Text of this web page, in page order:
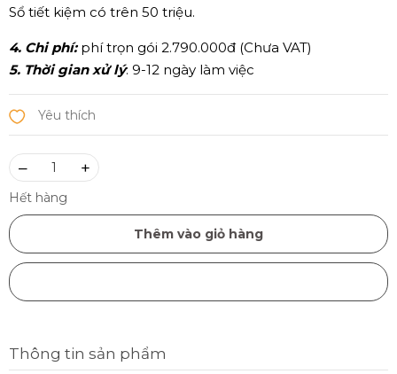
Sổ tiết kiệm có trên 50 triệu.
4. Chi phí: phí trọn gói 2.790.000đ (Chưa VAT)
5. Thời gian xử lý: 9-12 ngày làm việc
– +
Hết hàng
Thêm vào giỏ hàng
Thông tin sản phẩm